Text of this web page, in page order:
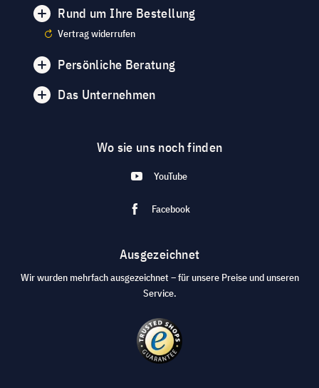
Rund um Ihre Bestellung
Vertrag widerrufen
Persönliche Beratung
Das Unternehmen
Wo sie uns noch finden
YouTube
Facebook
Ausgezeichnet
Wir wurden mehrfach ausgezeichnet – für unsere Preise und unseren
Service.